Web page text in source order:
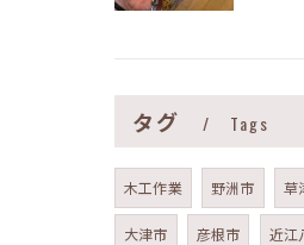
タグ Tags
木工作業 野洲市 草
大津市 彦根市 近江